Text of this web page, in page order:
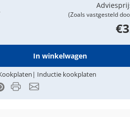
(Zoals vastgesteld
In winkelwagen
| Inductie kookplaten
PinterestProduct PDF
Email